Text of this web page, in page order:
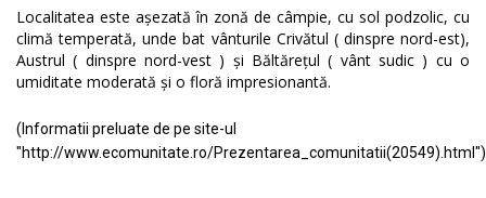
Localitatea este așezată în zonă de câmpie, cu sol podzolic, cu
climă temperată, unde bat vânturile Crivătul ( dinspre nord-est),
Austrul ( dinspre nord-vest ) și Băltărețul ( vânt sudic ) cu o
umiditate moderată și o floră impresionantă.
(Informatii preluate de pe site-ul
"http://www.ecomunitate.ro/Prezentarea_comunitatii(20549).html")